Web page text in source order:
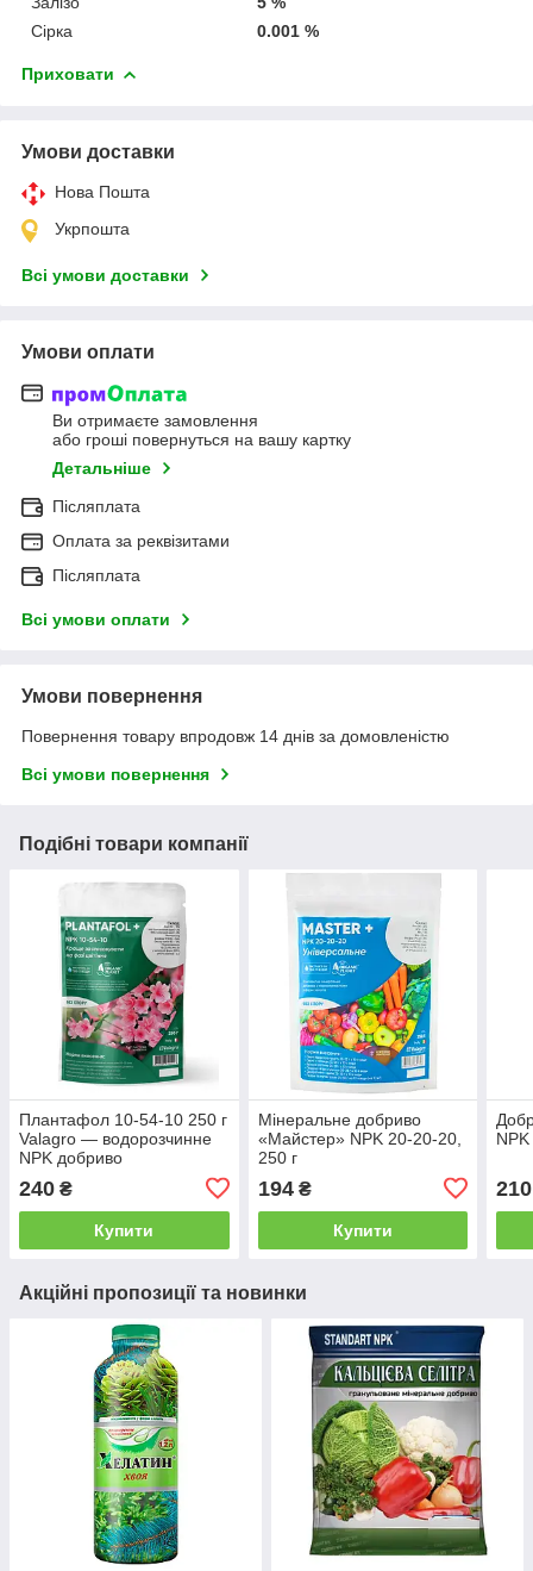
Сірка
0.001 %
Приховати
Умови доставки
Нова Пошта
Укрпошта
Всі умови доставки
Умови оплати
Ви отримаєте замовлення
або гроші повернуться на вашу картку
Детальніше
Післяплата
Оплата за реквізитами
Післяплата
Всі умови оплати
Умови повернення
Повернення товару впродовж 14 днів за домовленістю
Всі умови повернення
Подібні товари компанії
Плантафол 10-54-10 250 г
Valagro — водорозчинне
NPK добриво
240 ₴
Купити
Мінеральне добриво
«Майстер» NPK 20-20-20,
250 г
194₴
Купити
210
Акційні пропозиції та новинки